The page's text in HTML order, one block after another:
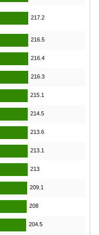
217.2
216.5
216.4
216.3
215.1
214.5
213.6
213.1
213
209.1
208
204.5